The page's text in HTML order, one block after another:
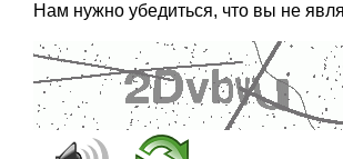
Нам нужно убедиться, что вы не